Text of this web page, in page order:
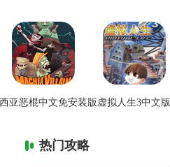
亚恶棍中文免安装版 虚拟人生3中文版
热门攻略